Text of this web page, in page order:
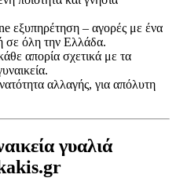
εξυπηρέτηση – αγορές με ένα
σε όλη την Ελλάδα.
απορία σχετικά με τα
αλλαγής, για απόλυτη
γυαλιά